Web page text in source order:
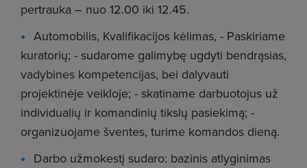
pertrauka – nuo 12.00 iki 12.45.
Automobilis, Kvalifikacijos kėlimas, - Paskiriame
kuratorių; - sudarome galimybę ugdyti bendrąsias,
vadybines kompetencijas, bei dalyvauti
projektinėje veikloje; - skatiname darbuotojus už
individualių ir komandinių tikslų pasiekimą; -
organizuojame šventes, turime komandos dieną.
Darbo užmokestį sudaro: bazinis atlyginimas